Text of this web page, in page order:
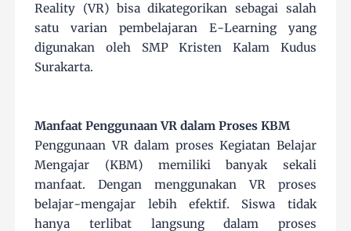
Reality (VR) bisa dikategorikan sebagai salah
satu varian pembelajaran E-Learning yang
digunakan oleh SMP Kristen Kalam Kudus
Surakarta.
Manfaat Penggunaan VR dalam Proses KBM
Penggunaan VR dalam proses Kegiatan Belajar
Mengajar (KBM) memiliki banyak sekali
manfaat. Dengan menggunakan VR proses
belajar-mengajar lebih efektif. Siswa tidak
hanya terlibat langsung dalam proses